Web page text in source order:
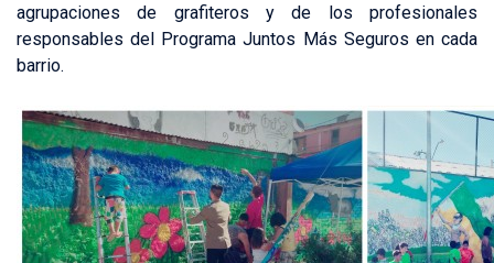
agrupaciones de grafiteros y de los profesionales
responsables del Programa Juntos Más Seguros en cada
barrio.